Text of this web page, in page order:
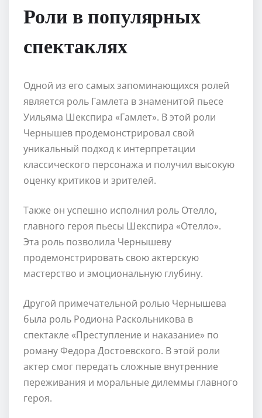
Роли в популярных
спектаклях
Одной из его самых запоминающихся ролей
является роль Гамлета в знаменитой пьесе
Уильяма Шекспира «Гамлет». В этой роли
Чернышев продемонстрировал свой
уникальный подход к интерпретации
классического персонажа и получил высокую
оценку критиков и зрителей.
Также он успешно исполнил роль Отелло,
главного героя пьесы Шекспира «Отелло».
Эта роль позволила Чернышеву
продемонстрировать свою актерскую
мастерство и эмоциональную глубину.
Другой примечательной ролью Чернышева
была роль Родиона Раскольникова в
спектакле «Преступление и наказание» по
роману Федора Достоевского. В этой роли
актер смог передать сложные внутренние
переживания и моральные дилеммы главного
героя.